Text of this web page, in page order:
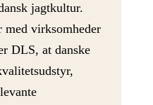
jagtkultur.
med virksomheder
DLS, at danske